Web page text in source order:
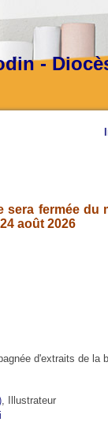
sera fermée du
août 2026
d'extraits de la
, Illustrateur
-